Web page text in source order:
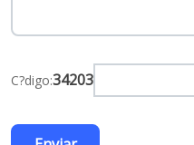
C?digo:34203